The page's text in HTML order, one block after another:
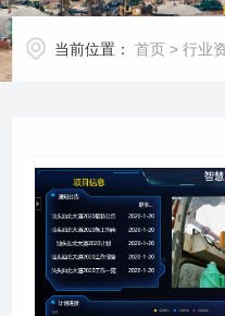
当前位置： 首页 >行业